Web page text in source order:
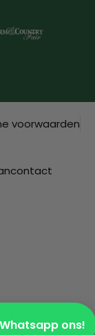
voorwaarden
Whatsapp ons!